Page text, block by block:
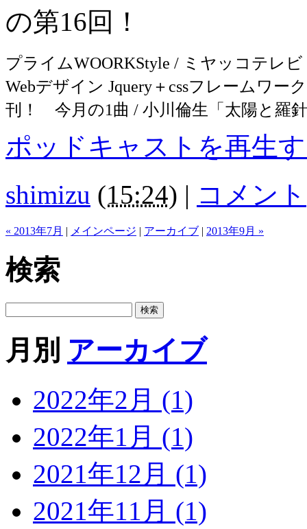
の第16回！
プライムWOORKStyle / ミヤッコテレ
Webデザイン Jquery＋cssフレームワ
刊！ 今月の1曲 / 小川倫生「太陽と羅
ポッドキャストを再生
shimizu (15:24) | コメン
« 2013年7月 | メインページ | アーカイブ | 2013年9月 »
検索
月別 アーカイブ
2022年2月 (1)
2022年1月 (1)
2021年12月 (1)
2021年11月 (1)